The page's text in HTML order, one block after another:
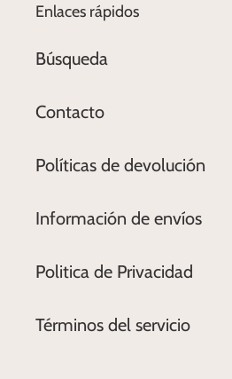
Enlaces rápidos
Búsqueda
Contacto
Políticas de devolución
Información de envíos
Politica de Privacidad
Términos del servicio